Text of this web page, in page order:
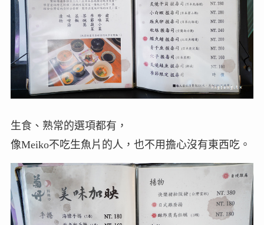
生食、熟常的選項都有，
像Meiko不吃生魚片的人，也不用擔心沒有東西吃。